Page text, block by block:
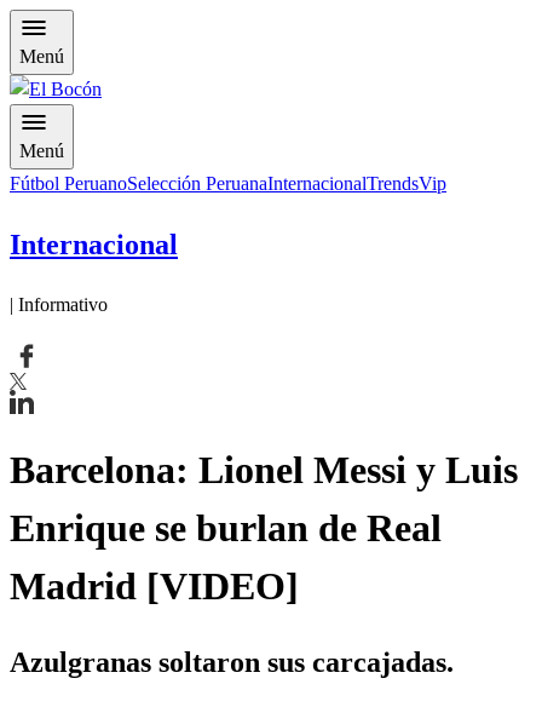
Menú
Menú
Fútbol PeruanoSelección PeruanaInternacionalTrendsVip
Internacional
| Informativo
​Barcelona: Lionel Messi y Luis
Enrique se burlan de Real
Madrid [VIDEO]
Azulgranas soltaron sus carcajadas.